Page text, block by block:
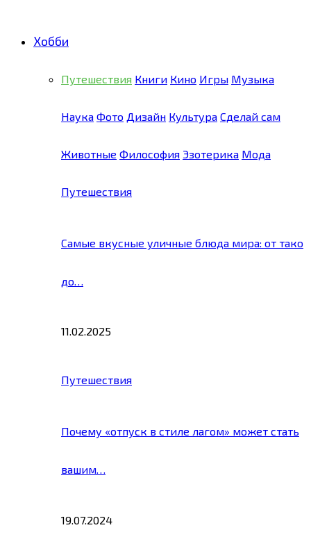
Хобби
Путешествия Книги Кино Игры Музыка
Наука Фото Дизайн Культура Сделай сам
Животные Философия Эзотерика Мода
Путешествия
Самые вкусные уличные блюда мира: от тако
до…
11.02.2025
Путешествия
Почему «отпуск в стиле лагом» может стать
вашим…
19.07.2024